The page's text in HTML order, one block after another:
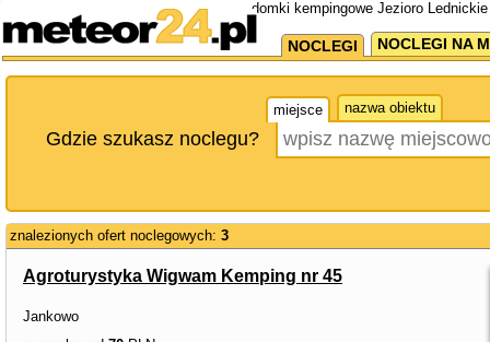
domki kempingowe Jezioro
NOCLEGI NOCLEGI NA
miejsce nazwa obiektu
Gdzie szukasz noclegu?
znalezionych ofert noclegowych: 3
Agroturystyka Wigwam Kemping nr 45
Jankowo